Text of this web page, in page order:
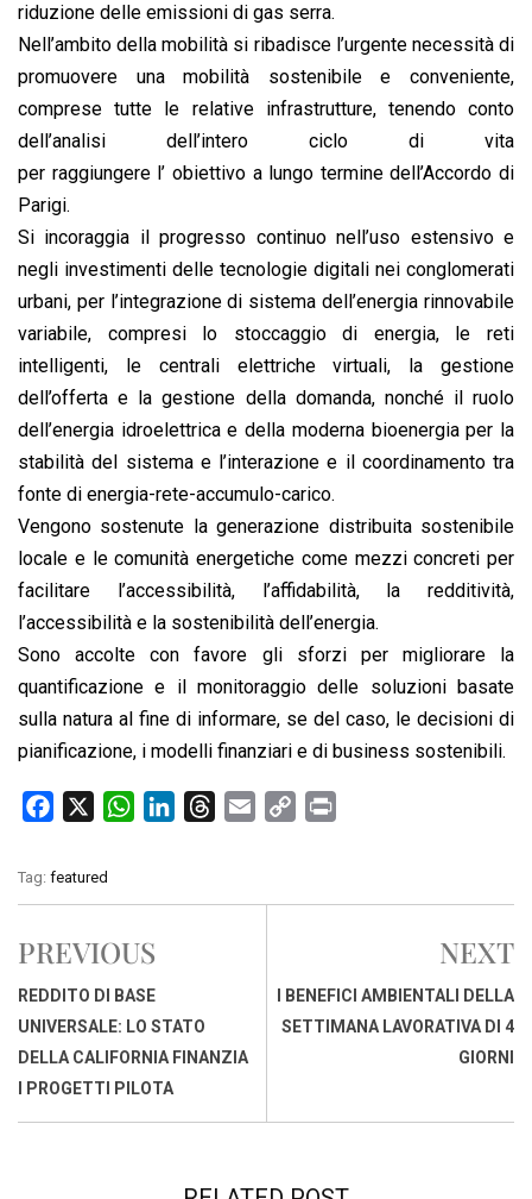
riduzione delle emissioni di gas serra.
Nell’ambito della mobilità si ribadisce l’urgente necessità di
promuovere una mobilità sostenibile e conveniente,
comprese tutte le relative infrastrutture, tenendo conto
dell’analisi dell’intero ciclo di vita
per raggiungere l’ obiettivo a lungo termine dell’Accordo di
Parigi.
Si incoraggia il progresso continuo nell’uso estensivo e
negli investimenti delle tecnologie digitali nei conglomerati
urbani, per l’integrazione di sistema dell’energia rinnovabile
variabile, compresi lo stoccaggio di energia, le reti
intelligenti, le centrali elettriche virtuali, la gestione
dell’offerta e la gestione della domanda, nonché il ruolo
dell’energia idroelettrica e della moderna bioenergia per la
stabilità del sistema e l’interazione e il coordinamento tra
fonte di energia-rete-accumulo-carico.
Vengono sostenute la generazione distribuita sostenibile
locale e le comunità energetiche come mezzi concreti per
facilitare l’accessibilità, l’affidabilità, la redditività,
l’accessibilità e la sostenibilità dell’energia.
Sono accolte con favore gli sforzi per migliorare la
quantificazione e il monitoraggio delle soluzioni basate
sulla natura al fine di informare, se del caso, le decisioni di
pianificazione, i modelli finanziari e di business sostenibili.
c
e
o
o
k
W
t
A
p
p
k
n
e
i
y
n
k
n
Tag: featured
PREVIOUS
REDDITO DI BASE
UNIVERSALE: LO STATO
DELLA CALIFORNIA FINANZIA
I PROGETTI PILOTA
NEXT
I BENEFICI AMBIENTALI DELLA
SETTIMANA LAVORATIVA DI 4
GIORNI